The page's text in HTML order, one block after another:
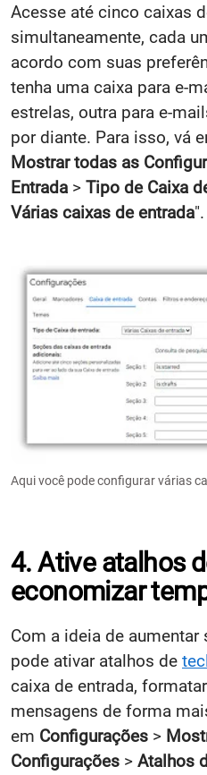
Acesse até cinco caixas
simultaneamente, cada
acordo com suas
tenha uma caixa para e-
estrelas, outra para e-
por diante. Para isso, vá
Mostrar todas as
Entrada > Tipo de Caixa
Várias caixas de entrada".
Aqui você pode configurar várias
4. Ative atalhos
economizar
Com a ideia de
pode ativar atalhos de
caixa de entrada,
mensagens de forma
em Configurações >
Configurações > Atalhos